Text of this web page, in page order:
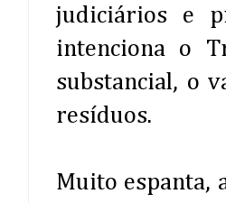
judiciários e
intenciona o
substancial, o
resíduos.
Muito espanta,